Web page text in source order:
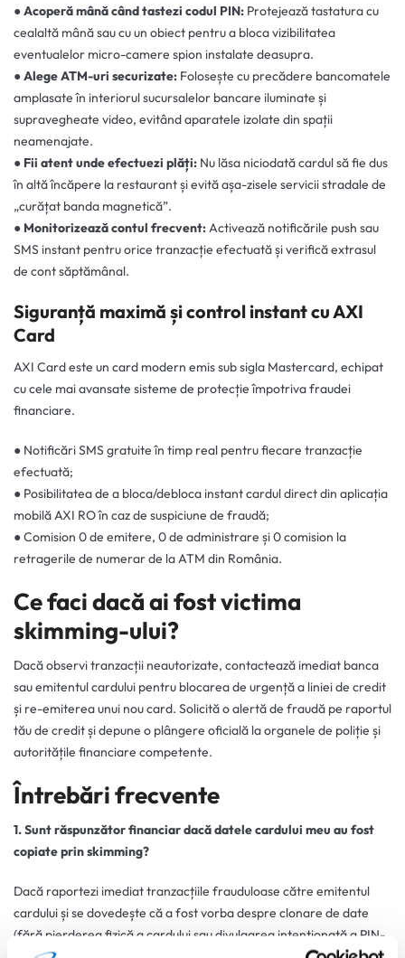
●Acoperă mână când tastezi codul PIN: Protejează tastatura cu
cealaltă mână sau cu un obiect pentru a bloca vizibilitatea
eventualelor micro-camere spion instalate deasupra.
●Alege ATM-uri securizate: Folosește cu precădere bancomatele
amplasate în interiorul sucursalelor bancare iluminate și
supravegheate video, evitând aparatele izolate din spații
neamenajate.
● Fii atent unde efectuezi plăți: Nu lăsa niciodată cardul să fie dus
în altă încăpere la restaurant și evită așa-zisele servicii stradale de
„curățat banda magnetică”.
● Monitorizează contul frecvent:Activează notificările push sau
SMS instant pentru orice tranzacție efectuată și verifică extrasul
de cont săptămânal.
Siguranță maximă și control instant cu AXI
Card
AXI Card este un card modern emis sub sigla Mastercard, echipat
cu cele mai avansate sisteme de protecție împotriva fraudei
financiare.
● Notificări SMS gratuite în timp real pentru fiecare tranzacție
efectuată;
● Posibilitatea de a bloca/debloca instant cardul direct din aplicația
mobilă AXI RO în caz de suspiciune de fraudă;
● Comision 0 de emitere, 0 de administrare și 0 comision la
retragerile de numerar de la ATM din România.
Ce faci dacă ai fost victima
skimming-ului?
Dacă observi tranzacții neautorizate, contactează imediat banca
sau emitentul cardului pentru blocarea de urgență a liniei de credit
și re-emiterea unui nou card. Solicită o alertă de fraudă pe raportul
tău de credit și depune o plângere oficială la organele de poliție și
autoritățile financiare competente.
Întrebări frecvente
1. Sunt răspunzător financiar dacă datele cardului meu au fost
copiate prin skimming?
Dacă raportezi imediat tranzacțiile frauduloase către emitentul
cardului și se dovedește că a fost vorba despre clonare de date
(fără pierderea fizică a cardului sau divulgarea intenționată a PIN-